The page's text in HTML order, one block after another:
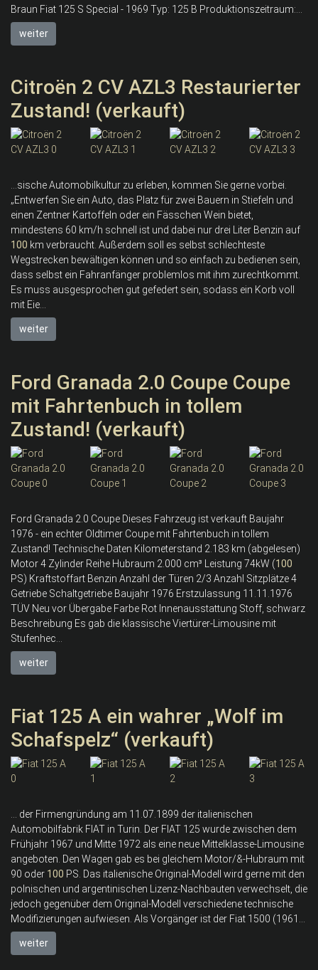
Braun Fiat 125 S Special - 1969 Typ: 125 B Produktionszeitraum:...
weiter
Citroën 2 CV AZL3 Restaurierter
Zustand! (verkauft)
...sische Automobilkultur zu erleben, kommen Sie gerne vorbei.
„Entwerfen Sie ein Auto, das Platz für zwei Bauern in Stiefeln und
einen Zentner Kartoffeln oder ein Fässchen Wein bietet,
mindestens 60 km/h schnell ist und dabei nur drei Liter Benzin auf
100 km verbraucht. Außerdem soll es selbst schlechteste
Wegstrecken bewältigen können und so einfach zu bedienen sein,
dass selbst ein Fahranfänger problemlos mit ihm zurechtkommt.
Es muss ausgesprochen gut gefedert sein, sodass ein Korb voll
mit Eie...
weiter
Ford Granada 2.0 Coupe Coupe
mit Fahrtenbuch in tollem
Zustand! (verkauft)
Ford Granada 2.0 Coupe Dieses Fahrzeug ist verkauft Baujahr
1976 - ein echter Oldtimer Coupe mit Fahrtenbuch in tollem
Zustand! Technische Daten Kilometerstand 2.183 km (abgelesen)
Motor 4 Zylinder Reihe Hubraum 2.000 cm³ Leistung 74kW (100
PS) Kraftstoffart Benzin Anzahl der Türen 2/3 Anzahl Sitzplätze 4
Getriebe Schaltgetriebe Baujahr 1976 Erstzulassung 11.11.1976
TÜV Neu vor Übergabe Farbe Rot Innenausstattung Stoff, schwarz
Beschreibung Es gab die klassische Viertürer-Limousine mit
Stufenhec...
weiter
Fiat 125 A ein wahrer „Wolf im
Schafspelz“ (verkauft)
... der Firmengründung am 11.07.1899 der italienischen
Automobilfabrik FIAT in Turin. Der FIAT 125 wurde zwischen dem
Frühjahr 1967 und Mitte 1972 als eine neue Mittelklasse-Limousine
angeboten. Den Wagen gab es bei gleichem Motor/&-Hubraum mit
90 oder 100 PS. Das italienische Original-Modell wird gerne mit den
polnischen und argentinischen Lizenz-Nachbauten verwechselt, die
jedoch gegenüber dem Original-Modell verschiedene technische
Modifizierungen aufwiesen. Als Vorgänger ist der Fiat 1500 (1961...
weiter